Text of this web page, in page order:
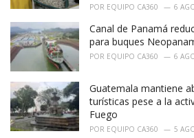
POR EQUIPO CA360 6
Canal de Panamá
para buques
POR EQUIPO CA360 6
Guatemala mantiene
turísticas pese a la
Fuego
POR EQUIPO CA360 5